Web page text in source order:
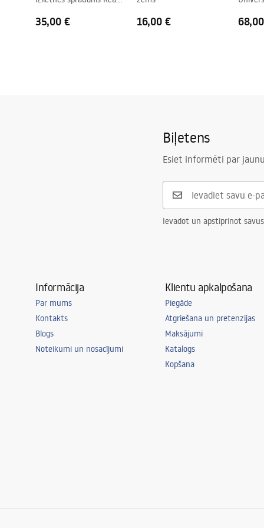
35,00 € 16,00 €
Biļetens
Esiet informēti par
Ievadot un apstiprinot
Informācija
Par mums
Kontakts
Blogs
Noteikumi un nosacījumi
Klientu apkalpošana
Piegāde
Atgriešana un pretenzijas
Maksājumi
Katalogs
Kopšana